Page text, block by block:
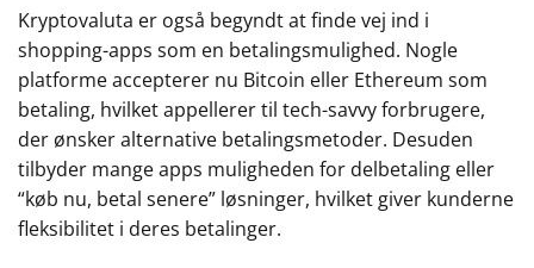
Kryptovaluta er også begyndt at finde vej ind i
shopping-apps som en betalingsmulighed. Nogle
platforme accepterer nu Bitcoin eller Ethereum som
betaling, hvilket appellerer til tech-savvy forbrugere,
der ønsker alternative betalingsmetoder. Desuden
tilbyder mange apps muligheden for delbetaling eller
“køb nu, betal senere” løsninger, hvilket giver kunderne
fleksibilitet i deres betalinger.